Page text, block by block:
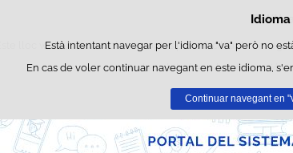
Este lloc web utilitza cookies pròpies per a facilitar la
Podeu obtindre més informació
Acceptar
Està intentant navegar per l'idioma "va" però no
En cas de voler continuar navegant en este idioma,
Continuar navegant en